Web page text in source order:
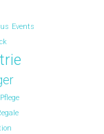
Events
Pflege